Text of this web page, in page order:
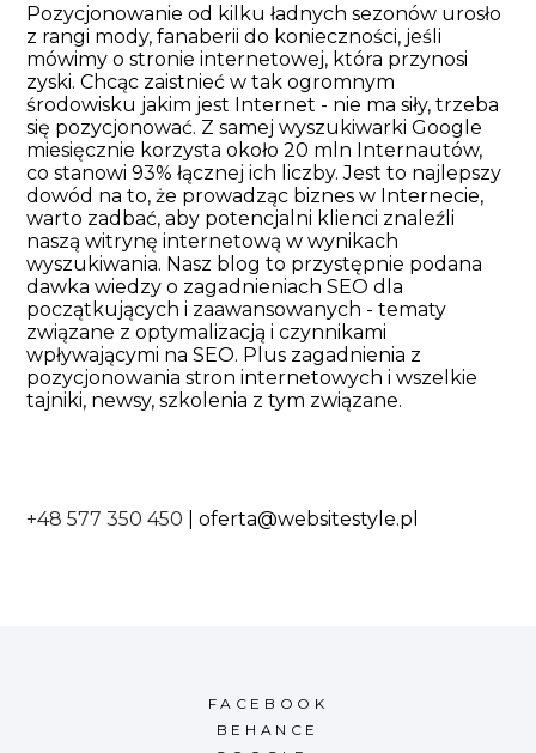
Pozycjonowanie od kilku ładnych sezonów urosło
z rangi mody, fanaberii do konieczności, jeśli
mówimy o stronie internetowej, która przynosi
zyski. Chcąc zaistnieć w tak ogromnym
środowisku jakim jest Internet - nie ma siły, trzeba
się pozycjonować. Z samej wyszukiwarki Google
miesięcznie korzysta około 20 mln Internautów,
co stanowi 93% łącznej ich liczby. Jest to najlepszy
dowód na to, że prowadząc biznes w Internecie,
warto zadbać, aby potencjalni klienci znaleźli
naszą witrynę internetową w wynikach
wyszukiwania. Nasz blog to przystępnie podana
dawka wiedzy o zagadnieniach SEO dla
początkujących i zaawansowanych - tematy
związane z optymalizacją i czynnikami
wpływającymi na SEO. Plus zagadnienia z
pozycjonowania stron internetowych i wszelkie
tajniki, newsy, szkolenia z tym związane.
+48 577 350 450 |oferta@websitestyle.pl
FACEBOOK
BEHANCE